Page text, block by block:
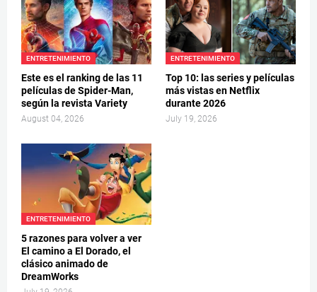
ENTRETENIMIENTO
Este es el ranking de las 11
películas de Spider-Man,
según la revista Variety
August 04, 2026
ENTRETENIMIENTO
Top 10: las series y películas
más vistas en Netflix
durante 2026
July 19, 2026
ENTRETENIMIENTO
5 razones para volver a ver
El camino a El Dorado, el
clásico animado de
DreamWorks